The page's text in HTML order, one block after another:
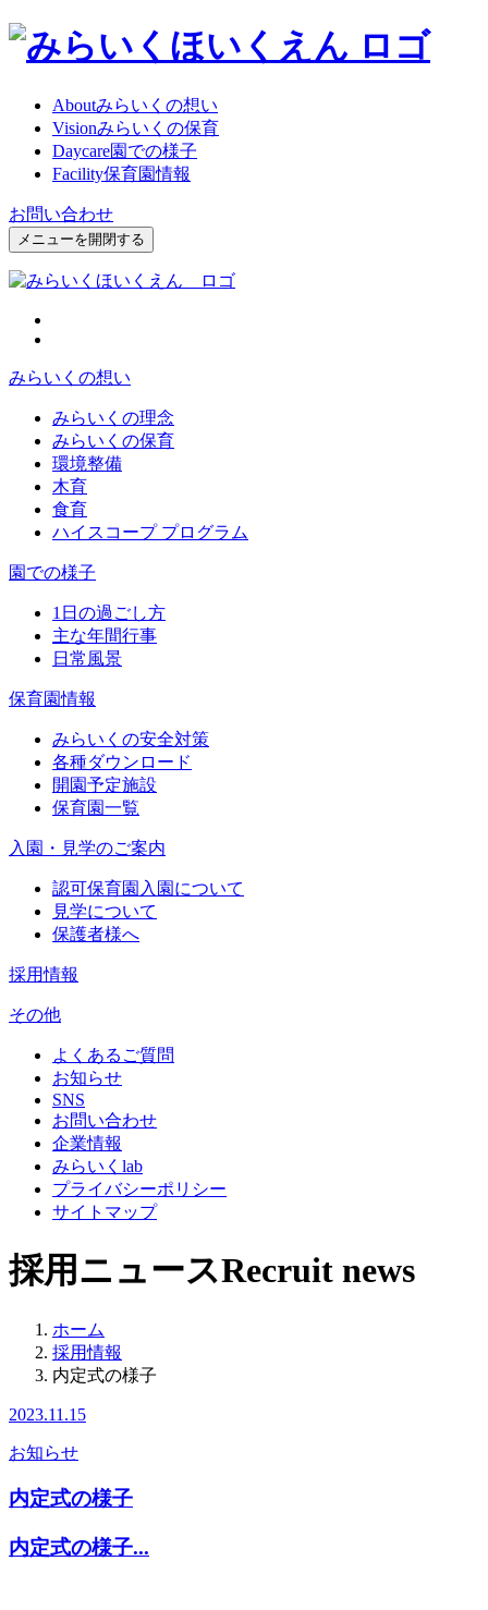
Aboutみらいくの想い
Visionみらいくの保育
Daycare園での様子
Facility保育園情報
お問い合わせ
メニューを開閉する
みらいくの想い
みらいくの理念
みらいくの保育
環境整備
木育
食育
ハイスコープ プログラム
園での様子
1日の過ごし方
主な年間行事
日常風景
保育園情報
みらいくの安全対策
各種ダウンロード
開園予定施設
保育園一覧
入園・見学のご案内
認可保育園入園について
見学について
保護者様へ
採用情報
その他
よくあるご質問
お知らせ
SNS
お問い合わせ
企業情報
みらいくlab
プライバシーポリシー
サイトマップ
採用ニュースRecruit news
ホーム
採用情報
内定式の様子
2023.11.15
お知らせ
内定式の様子
内定式の様子...